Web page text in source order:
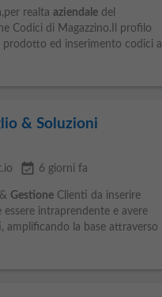
realta aziendaledel
Codici di Magazzino.Il profilo
prodotto ed inserimento codici a
& Soluzioni
event_available 6 giorni fa
GestioneClienti da inserire
intraprendente e avere
la base attraverso